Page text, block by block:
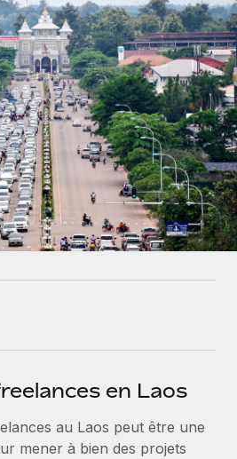
freelances partout dans le monde
complexes liées à l’emploi
flux de travail en toute simplicité
intégrées pour votre équipe
quel outil d’IA à Remote grâce à
avec des outils essentiels
par rapport aux autres
et internationales pour les RH et la
en pleine croissance
avec des solutions RH sur
pour les grandes entreprises
de la tech
des freelances
disponibles et les vitesses de
freelances internationaux
Connexion
en Laos
au Laos peut être une
mener à bien des projets